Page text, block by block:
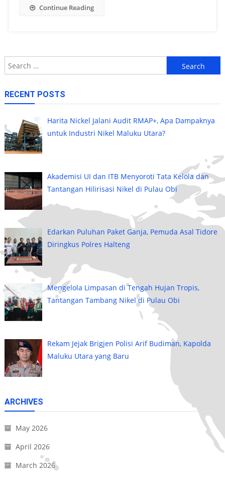
Continue Reading
Search
for:
RECENT POSTS
Harita Nickel Jalani Audit RMAP+, Apa Dampaknya
untuk Industri Nikel Maluku Utara?
Akademisi UI dan ITB Menyoroti Tata Kelola dan
Tantangan Hilirisasi Nikel di Pulau Obi
Edarkan Puluhan Paket Ganja, Pemuda Asal Tidore
Diringkus Polres Halteng
Mengelola Limpasan di Tengah Hujan Tropis,
Tantangan Tambang Nikel di Pulau Obi
Rekam Jejak Brigjen Polisi Arif Budiman, Kapolda
Maluku Utara yang Baru
ARCHIVES
May 2026
April 2026
March 2026